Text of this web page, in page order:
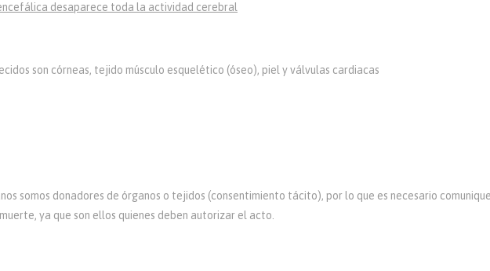
desaparece toda la actividad cerebral
son córneas, tejido músculo esquelético (óseo), piel y válvulas cardiacas
somos donadores de órganos o tejidos (consentimiento tácito), por lo que es necesario
ya que son ellos quienes deben autorizar el acto.